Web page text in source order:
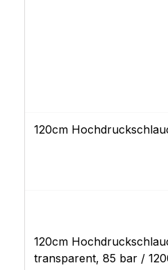
120cm
120cm
transparent, 85 bar /